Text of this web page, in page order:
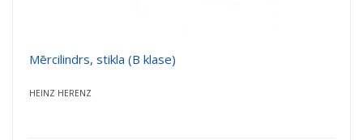
Mērcilindrs, stikla (B klase)
HEINZ HERENZ